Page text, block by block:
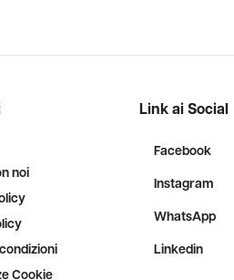
noi
Cookie
Link ai Social
Facebook
Instagram
WhatsApp
Linkedin